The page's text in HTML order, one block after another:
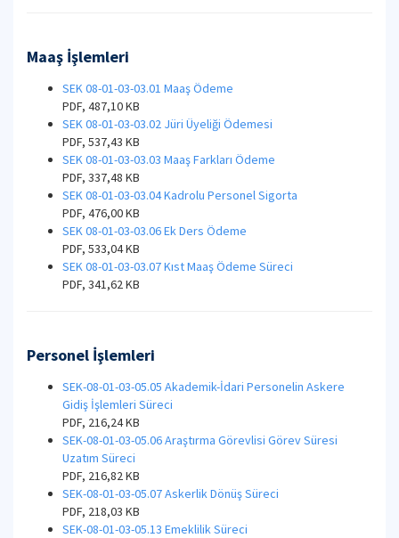
Maaş İşlemleri
SEK 08-01-03-03.01 Maaş Ödeme
PDF, 487,10 KB
SEK 08-01-03-03.02 Jüri Üyeliği Ödemesi
PDF, 537,43 KB
SEK 08-01-03-03.03 Maaş Farkları Ödeme
PDF, 337,48 KB
SEK 08-01-03-03.04 Kadrolu Personel Sigorta
PDF, 476,00 KB
SEK 08-01-03-03.06 Ek Ders Ödeme
PDF, 533,04 KB
SEK 08-01-03-03.07 Kıst Maaş Ödeme Süreci
PDF, 341,62 KB
Personel İşlemleri
SEK-08-01-03-05.05 Akademik-İdari Personelin Askere
Gidiş İşlemleri Süreci
PDF, 216,24 KB
SEK-08-01-03-05.06 Araştırma Görevlisi Görev Süresi
Uzatım Süreci
PDF, 216,82 KB
SEK-08-01-03-05.07 Askerlik Dönüş Süreci
PDF, 218,03 KB
SEK-08-01-03-05.13 Emeklilik Süreci